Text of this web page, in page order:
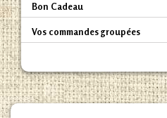
Bon Cadeau
Vos commandes groupées